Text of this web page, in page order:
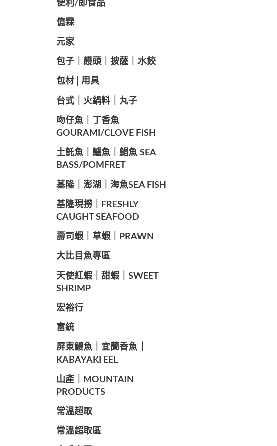
便利/即食品
億霖
元家
️包子｜饅頭｜披薩｜水餃
包材│用具
️台式｜火鍋料｜丸子
️吻仔魚｜丁香魚
GOURAMI/CLOVE FISH
️土魠魚｜鱸魚｜鯧魚 SEA ​​
BASS/POMFRET
️基隆｜澎湖｜海魚SEA ​​FISH
️基隆現撈｜FRESHLY
CAUGHT SEAFOOD
️壽司蝦｜草蝦｜PRAWN
️大比目魚專區
️天使紅蝦｜甜蝦｜SWEET
SHRIMP
宏裕行
富統
️屏東鰻魚｜宜蘭香魚｜
KABAYAKI EEL
山產｜MOUNTAIN
PRODUCTS
常溫超取
常溫超取區